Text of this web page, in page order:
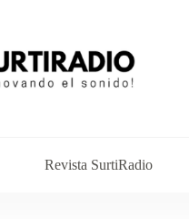
Revista SurtiRadio